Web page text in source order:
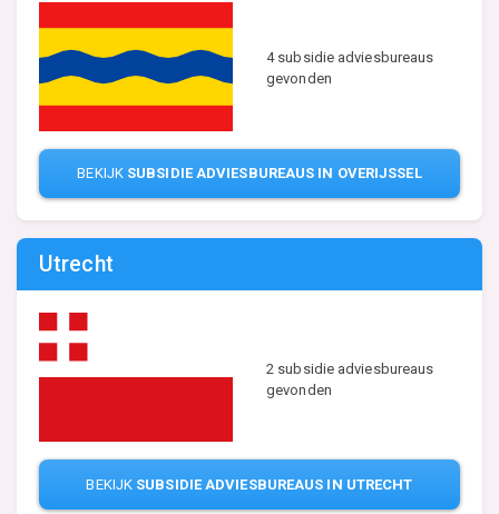
4 subsidie adviesbureaus
gevonden
BEKIJK SUBSIDIE ADVIESBUREAUS IN OVERIJSSEL
Utrecht
2 subsidie adviesbureaus
gevonden
BEKIJK SUBSIDIE ADVIESBUREAUS IN UTRECHT